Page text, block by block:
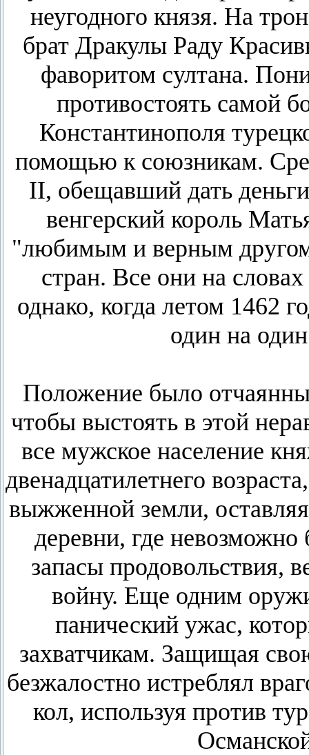
неугодного князя. На
брат Дракулы Раду
фаворитом султана.
противостоять самой
Константинополя
помощью к союзникам.
II, обещавший дать
венгерский король
"любимым и верным
стран. Все они на
однако, когда летом 1462
один на
Положение было
чтобы выстоять в этой
все мужское население
двенадцатилетнего
выжженной земли,
деревни, где
запасы продовольствия,
войну. Еще одним
панический ужас,
захватчикам. Защищая
безжалостно истреблял
кол, используя против